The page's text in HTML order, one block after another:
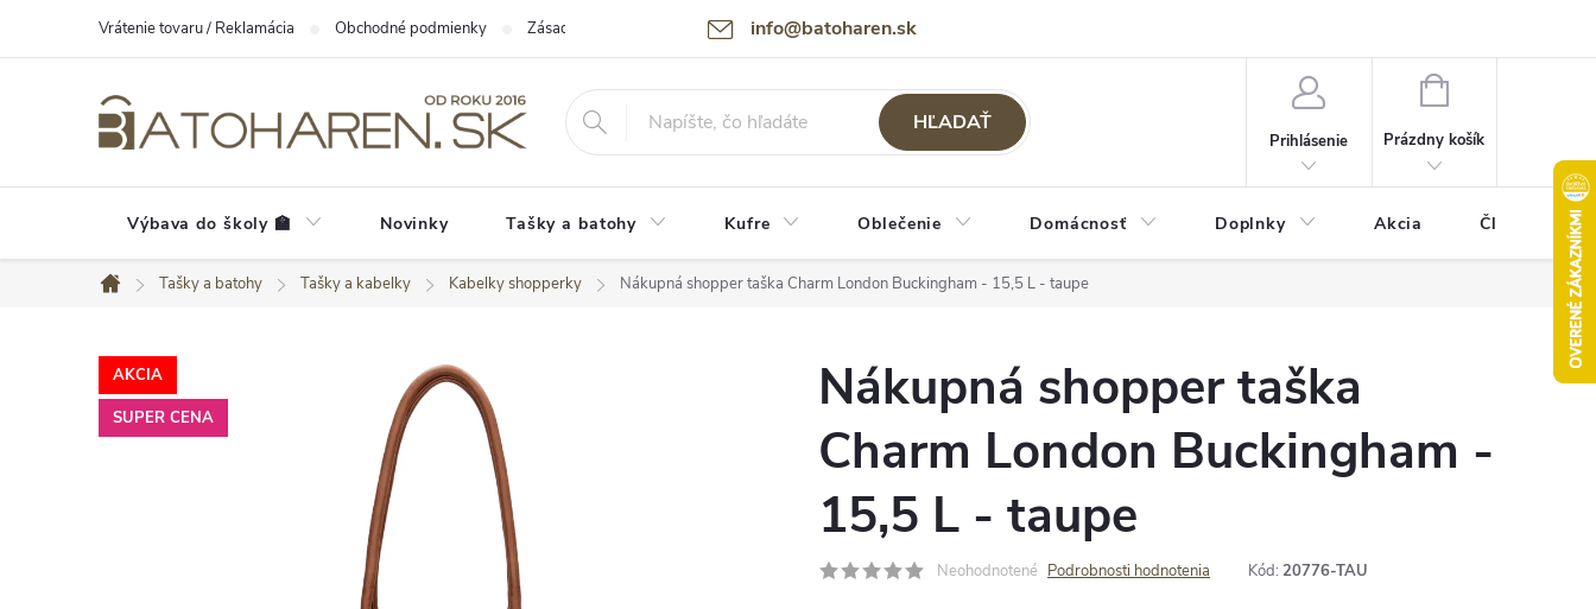
info@batoharen.sk
Vrátenie tovaru / Reklamácia Obchodné podmienky Zásady spracovania osobných údajov (GDPR) Podmienky použitia webu
HĽADAŤ
Prihlásenie
NÁKUPNÝ
Prázdny košík
Výbava do školy 🏫 Novinky Tašky a batohy Kufre Oblečenie Domácnosť Doplnky Akcia Články
Domov
Tašky a batohy Tašky a kabelky Kabelky shopperky Nákupná shopper taška Charm London Buckingham - 15,5 L - taupe
AKCIA
SUPER CENA
Nákupná shopper taška
Charm London Buckingham -
15,5 L - taupe
Neohodnotené Podrobnosti hodnotenia Kód: 20776-TAU